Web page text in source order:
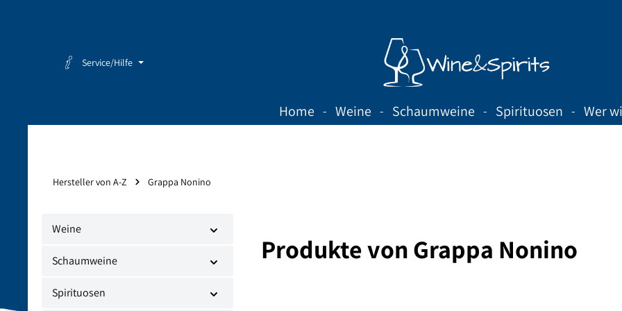
Service/Hilfe
Home Weine Schaumweine Spirituosen Wer
Hersteller von A-Z Grappa Nonino
Weine
Schaumweine
Spirituosen
Produkte von Grappa Nonino